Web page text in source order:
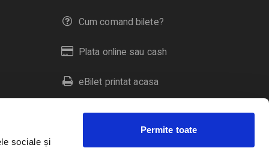
sociale și
Permite toate
Cum comand bilete?
Plata online sau cash
eBilet printat acasa
Livrare prin curier